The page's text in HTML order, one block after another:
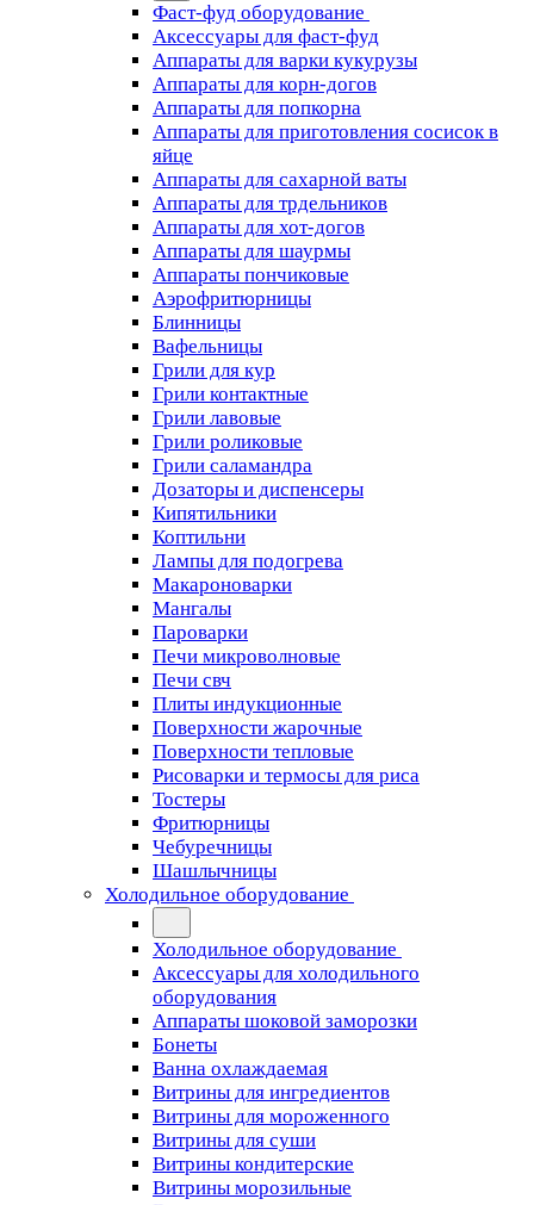
Фаст-фуд оборудование
Аксессуары для фаст-фуд
Аппараты для варки кукурузы
Аппараты для корн-догов
Аппараты для попкорна
Аппараты для приготовления сосисок в
яйце
Аппараты для сахарной ваты
Аппараты для трдельников
Аппараты для хот-догов
Аппараты для шаурмы
Аппараты пончиковые
Аэрофритюрницы
Блинницы
Вафельницы
Грили для кур
Грили контактные
Грили лавовые
Грили роликовые
Грили саламандра
Дозаторы и диспенсеры
Кипятильники
Коптильни
Лампы для подогрева
Макароноварки
Мангалы
Пароварки
Печи микроволновые
Печи свч
Плиты индукционные
Поверхности жарочные
Поверхности тепловые
Рисоварки и термосы для риса
Тостеры
Фритюрницы
Чебуречницы
Шашлычницы
Холодильное оборудование
Холодильное оборудование
Аксессуары для холодильного
оборудования
Аппараты шоковой заморозки
Бонеты
Ванна охлаждаемая
Витрины для ингредиентов
Витрины для мороженного
Витрины для суши
Витрины кондитерские
Витрины морозильные